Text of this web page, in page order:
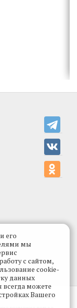
и использование
его
мы
с сайтом,
cookie-
данных
можете
Вашего